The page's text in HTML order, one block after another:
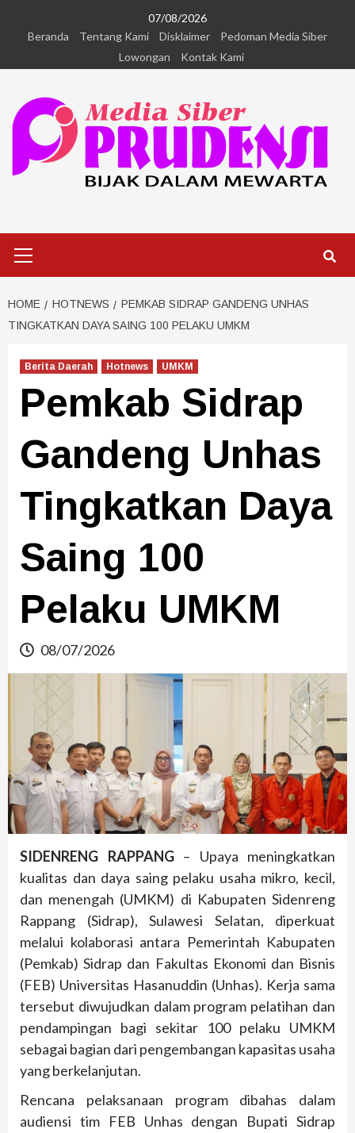
07/08/2026
Beranda
Tentang Kami Disklaimer
Pedoman Media Siber
Lowongan
Kontak Kami
HOME HOTNEWS
PEMKAB SIDRAP GANDENG UNHAS
TINGKATKAN DAYA SAING 100 PELAKU UMKM
Berita Daerah Hotnews UMKM
Pemkab Sidrap
Gandeng Unhas
Tingkatkan Daya
Saing 100
Pelaku UMKM
08/07/2026
SIDENRENG RAPPANG– Upaya meningkatkan
kualitas dan daya saing pelaku usaha mikro, kecil,
dan menengah (UMKM) di Kabupaten Sidenreng
Rappang (Sidrap), Sulawesi Selatan, diperkuat
melalui kolaborasi antara Pemerintah Kabupaten
(Pemkab) Sidrap dan Fakultas Ekonomi dan Bisnis
(FEB) Universitas Hasanuddin (Unhas). Kerja sama
tersebut diwujudkan dalam program pelatihan dan
pendampingan bagi sekitar 100 pelaku UMKM
sebagai bagian dari pengembangan kapasitas usaha
yang berkelanjutan.
Rencana pelaksanaan program dibahas dalam
audiensi tim FEB Unhas dengan Bupati Sidrap